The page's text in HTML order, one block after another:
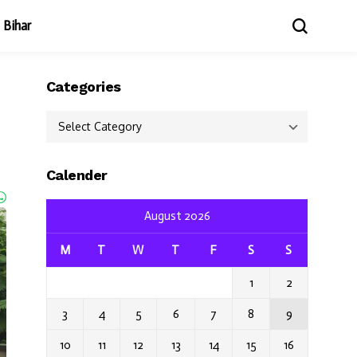
Bihar
Categories
Categories
Calender
August 2026
M T W T F S S
1 2
3 4 5 6 7 8 9
10 11 12 13 14 15 16